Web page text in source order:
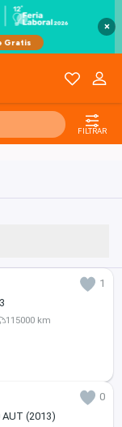
×
FILTRAR
1
115000 km
0
AUT (2013)